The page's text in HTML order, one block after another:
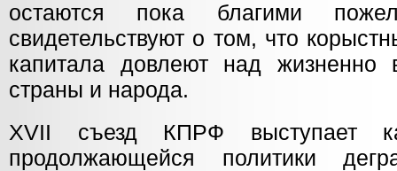
остаются пока благими
свидетельствуют о том, что
капитала довлеют над жизненно
страны и народа.
XVII съезд КПРФ выступает
продолжающейся политики